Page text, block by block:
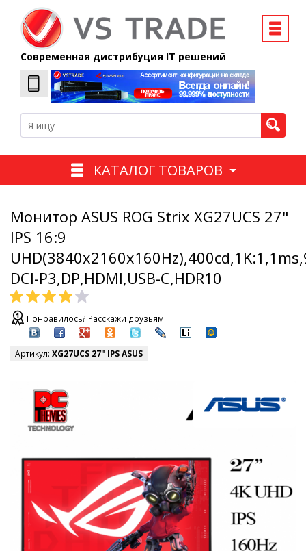
Современная дистрибуция IT решений
КАТАЛОГ ТОВАРОВ
Монитор ASUS ROG Strix XG27UCS 27"
IPS 16:9
DCI-P3,DP,HDMI,USB-C,HDR10
Понравилось? Расскажи друзьям!
Артикул: XG27UCS 27" IPS ASUS